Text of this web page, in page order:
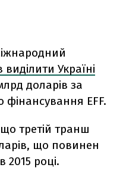
Україні
доларів за
EFF.
третій транш
що повинен
2015 році.